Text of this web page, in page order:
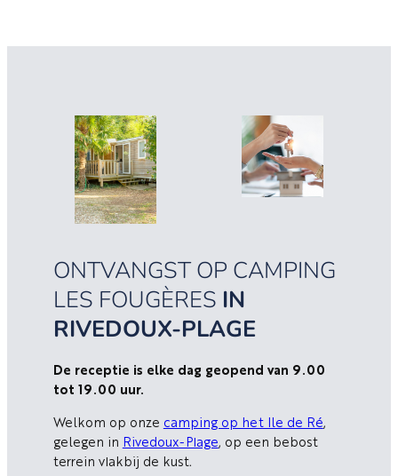
ONTVANGST OP CAMPING
LES FOUGÈRES IN
RIVEDOUX-PLAGE
De receptie is elke dag geopend van 9.00
tot 19.00 uur.
Welkom op onze camping op het Ile de Ré,
gelegen in Rivedoux-Plage, op een bebost
terrein vlakbij de kust.